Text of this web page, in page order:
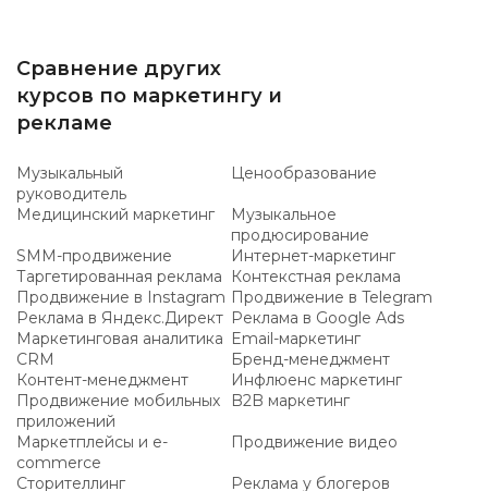
Сравнение других
курсов по маркетингу и
рекламе
Музыкальный
руководитель
Ценообразование
Медицинский маркетинг
Музыкальное
продюсирование
SMM-продвижение
Интернет-маркетинг
Таргетированная реклама
Контекстная реклама
Продвижение в Instagram Продвижение в Telegram
Реклама в Яндекс.Директ Реклама в Google Ads
Маркетинговая аналитика Email-маркетинг
CRM
Бренд-менеджмент
Контент-менеджмент
Инфлюенс маркетинг
Продвижение мобильных
приложений
B2B маркетинг
Маркетплейсы и e-
commerce
Продвижение видео
Сторителлинг
Реклама у блогеров